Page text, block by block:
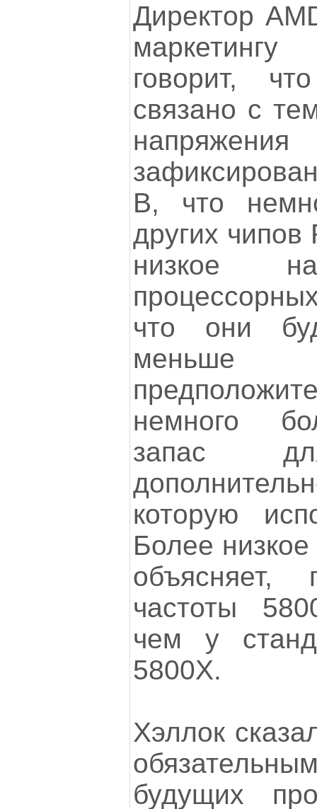
Директор
говорит,
связано с
В, что
других
низкое
что они
немного
запас
которую
Более
объясняет,
частоты
чем у
5800X.
Хэллок
будущих